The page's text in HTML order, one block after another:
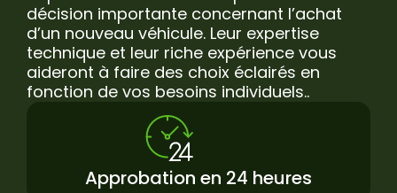
décision importante concernant l’achat
d’un nouveau véhicule. Leur expertise
technique et leur riche expérience vous
aideront à faire des choix éclairés en
fonction de vos besoins individuels..
Approbation en 24 heures